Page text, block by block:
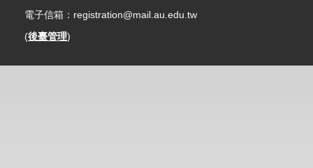
電子信箱：registration@mail.au.edu.tw
(後臺管理)